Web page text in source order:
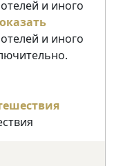
и иного
и иного